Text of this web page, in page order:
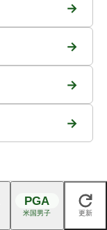
→
→
→
→
閉じる
PGA
米国男子 更新